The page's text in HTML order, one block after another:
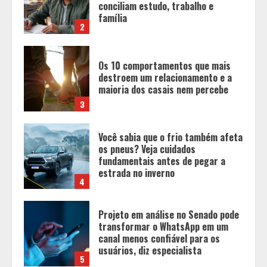
3
maioria dos casais nem percebe
4
Você sabia que o frio também afeta
os pneus? Veja cuidados
fundamentais antes de pegar a
estrada no inverno
5
Projeto em análise no Senado pode
transformar o WhatsApp em um
canal menos confiável para os
usuários, diz especialista
1
Entrada na escolinha não significa
o fim da amamentação: 6 dicas
para manter o aleitamento nessa
fase